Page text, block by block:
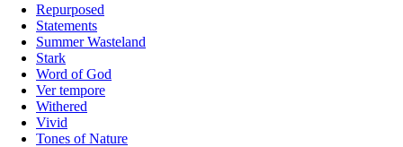
Repurposed
Statements
Summer Wasteland
Stark
Word of God
Ver tempore
Withered
Vivid
Tones of Nature